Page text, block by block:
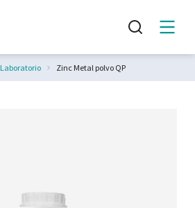
Laboratorio Zinc Metal polvo QP